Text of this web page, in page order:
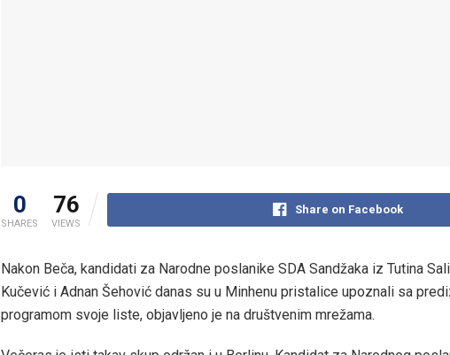
0
SHARES
76
VIEWS
Share on Facebook
Nakon Beča, kandidati za Narodne poslanike SDA Sandžaka iz Tutina
Kučević i Adnan Šehović danas su u Minhenu pristalice upoznali sa
programom svoje liste, objavljeno je na društvenim mrežama.